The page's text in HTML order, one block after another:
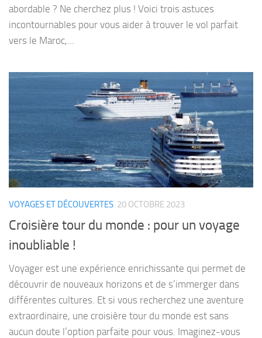
abordable ? Ne cherchez plus ! Voici trois astuces
incontournables pour vous aider à trouver le vol parfait
vers le Maroc,...
VOYAGES ET DÉCOUVERTES 20 OCTOBRE 2023
Croisière tour du monde : pour un voyage
inoubliable !
Voyager est une expérience enrichissante qui permet de
découvrir de nouveaux horizons et de s’immerger dans
différentes cultures. Et si vous recherchez une aventure
extraordinaire, une croisière tour du monde est sans
aucun doute l’option parfaite pour vous. Imaginez-vous